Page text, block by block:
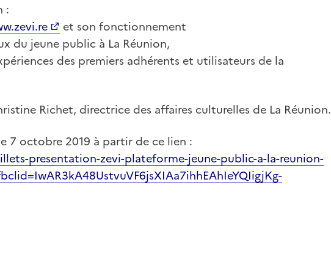
:
et son fonctionnement
du jeune public à La Réunion,
des premiers adhérents et utilisateurs de la
Richet, directrice des affaires culturelles de La Réunion.
7 octobre 2019 à partir de ce lien :
presentation-zevi-plateforme-jeune-public-a-la-reunion-